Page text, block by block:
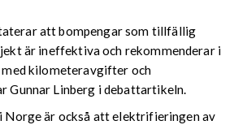
att bompengar som tillfällig
är ineffektiva och rekommenderar i
kilometeravgifter och
Gunnar Linberg i debattartikeln.
Norge är också att elektrifieringen av